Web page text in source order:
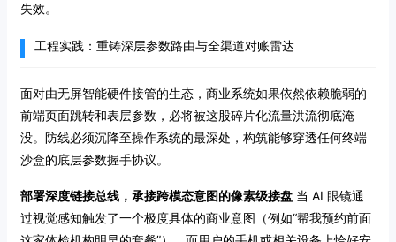
失效。
工程实践：重铸深层参数路由与全渠道对账雷达
面对由无屏智能硬件接管的生态，商业系统如果依然依赖脆弱的
前端页面跳转和表层参数，必将被这股碎片化流量洪流彻底淹
没。防线必须沉降至操作系统的最深处，构筑能够穿透任何终端
沙盒的底层参数握手协议。
部署深度链接总线，承接跨模态意图的像素级接盘 当 AI 眼镜通
过视觉感知触发了一个极度具体的商业意图（例如“帮我预约前面